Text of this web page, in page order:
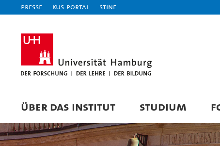
Presse KUS-Portal STiNE
ÜBER DAS INSTITUT STUDIUM